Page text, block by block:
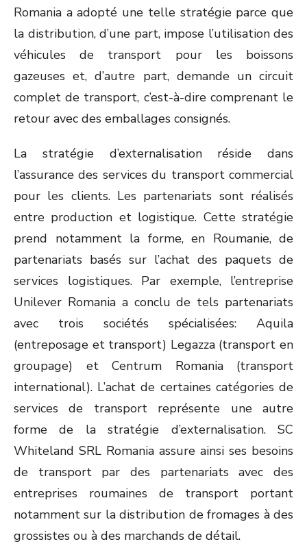
Romania a adopté une telle stratégie parce que
la distribution, d’une part, impose l’utilisation des
véhicules de transport pour les boissons
gazeuses et, d’autre part, demande un circuit
complet de transport, c’est-à-dire comprenant le
retour avec des emballages consignés.
La stratégie d’externalisation réside dans
l’assurance des services du transport commercial
pour les clients. Les partenariats sont réalisés
entre production et logistique. Cette stratégie
prend notamment la forme, en Roumanie, de
partenariats basés sur l’achat des paquets de
services logistiques. Par exemple, l’entreprise
Unilever Romania a conclu de tels partenariats
avec trois sociétés spécialisées: Aquila
(entreposage et transport) Legazza (transport en
groupage) et Centrum Romania (transport
international). L’achat de certaines catégories de
services de transport représente une autre
forme de la stratégie d’externalisation. SC
Whiteland SRL Romania assure ainsi ses besoins
de transport par des partenariats avec des
entreprises roumaines de transport portant
notamment sur la distribution de fromages à des
grossistes ou à des marchands de détail.